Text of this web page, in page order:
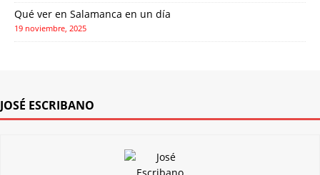
Qué ver en Salamanca en un día
19 noviembre, 2025
JOSÉ ESCRIBANO